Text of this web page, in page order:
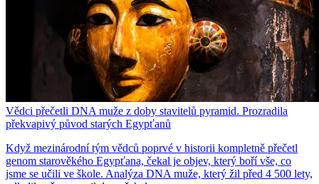
Vědci přečetli DNA muže z doby stavitelů pyramid. Prozradila
překvapivý původ starých Egypťanů
Když mezinárodní tým vědců poprvé v historii kompletně přečetl
genom starověkého Egypťana, čekal je objev, který boří vše, co
jsme se učili ve škole. Analýza DNA muže, který žil před 4 500 lety,